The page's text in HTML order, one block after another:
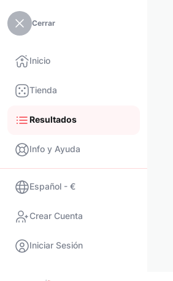
Cerrar
Inicio
Tienda
Resultados
Info y Ayuda
Español - €
Crear Cuenta
Iniciar Sesión